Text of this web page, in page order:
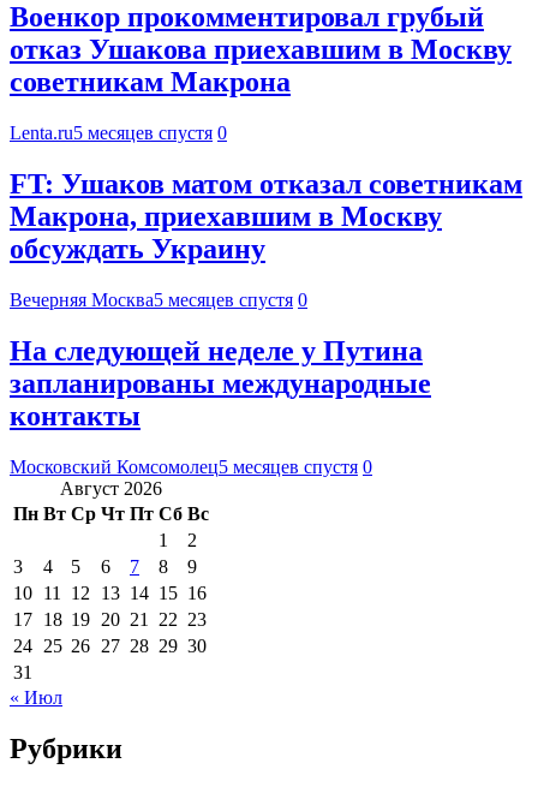
Военкор прокомментировал грубый
отказ Ушакова приехавшим в Москву
советникам Макрона
Lenta.ru5 месяцев спустя 0
FT: Ушаков матом отказал советникам
Макрона, приехавшим в Москву
обсуждать Украину
Вечерняя Москва5 месяцев спустя 0
На следующей неделе у Путина
запланированы международные
контакты
Московский Комсомолец5 месяцев спустя 0
Август 2026
Пн Вт Ср Чт Пт Сб Вс
1
2
3
4 5 6 7 8
9
10 11 12 13 14 15 16
17 18 19 20 21 22 23
24 25 26 27 28 29 30
31
« Июл
Рубрики